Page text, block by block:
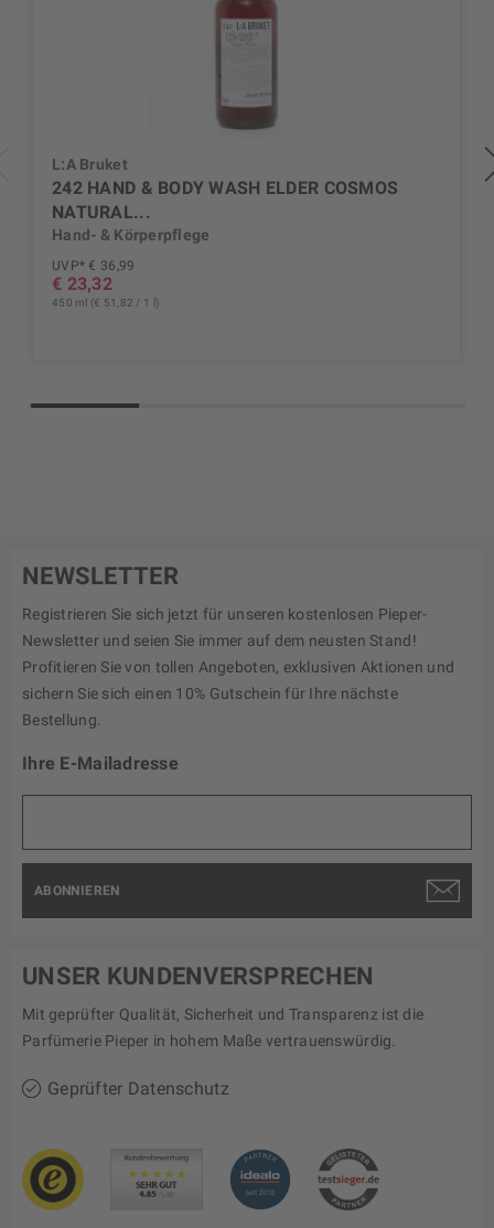
L:A Bruket
242 HAND & BODY WASH ELDER COSMOS
NATURAL...
Hand- & Körperpflege
UVP* € 36,99
€ 23,32
450 ml (€ 51,82 / 1 l)
NEWSLETTER
Registrieren Sie sich jetzt für unseren kostenlosen Pieper-
Newsletter und seien Sie immer auf dem neusten Stand!
Profitieren Sie von tollen Angeboten, exklusiven Aktionen und
sichern Sie sich einen 10% Gutschein für Ihre nächste
Bestellung.
Ihre E-Mailadresse
ABONNIEREN
UNSER KUNDENVERSPRECHEN
Mit geprüfter Qualität, Sicherheit und Transparenz ist die
Parfümerie Pieper in hohem Maße vertrauenswürdig.
Geprüfter Datenschutz